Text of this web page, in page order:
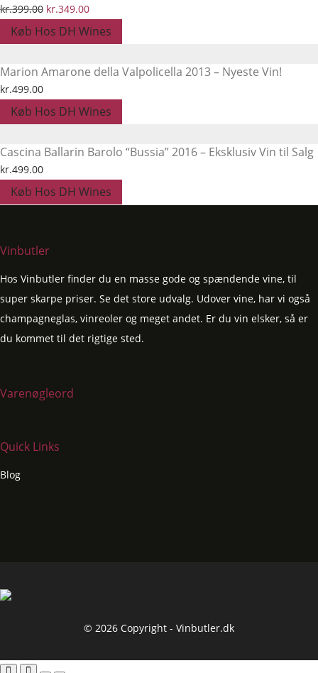
kr.399.00 Den
oprindelige
pris
var:
kr.349.00Den
aktuelle
pris
er:
Køb Hos DH Wines
Marion Amarone della Valpolicella 2013 – Nyeste Vin!
kr.499.00
Køb Hos DH Wines
Cascina Ballarin Barolo “Bussia” 2016 – Eksklusiv Vin til Salg
kr.499.00
Køb Hos DH Wines
Vinbutler
Hos Vinbutler finder du en masse gode og spændende vine, til
super skarpe priser. Se det store udvalg. Udover vine, har vi også
champagneglas, vinreoler og meget andet. Er du vin elsker, så er
du kommet til det rigtige sted.
Varenøgleord
Quick Links
Blog
© 2026 Copyright - Vinbutler.dk